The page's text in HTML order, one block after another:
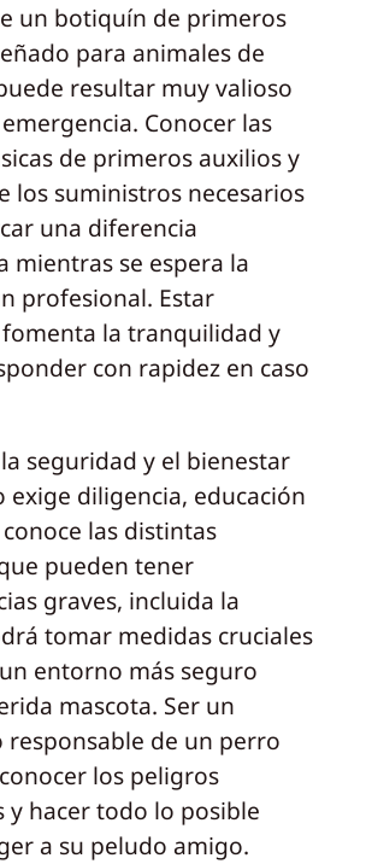
un botiquín de primeros
para animales de
resultar muy valioso
Conocer las
de primeros auxilios y
los suministros necesarios
una diferencia
mientras se espera la
profesional. Estar
la tranquilidad y
con rapidez en caso
seguridad y el bienestar
exige diligencia, educación
las distintas
pueden tener
graves, incluida la
tomar medidas cruciales
entorno más seguro
mascota. Ser un
de un perro
los peligros
y hacer todo lo posible
a su peludo amigo.